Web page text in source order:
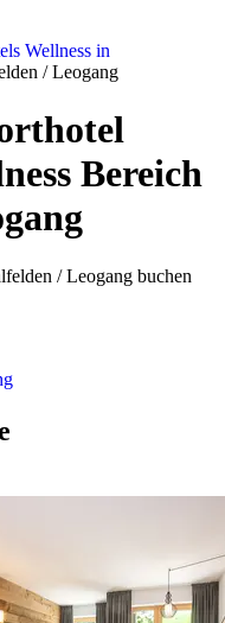
Wellness in
/ Leogang
Bereich
/ Leogang buchen